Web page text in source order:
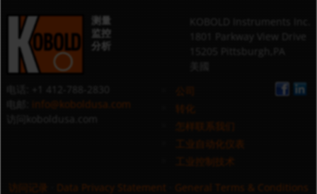
测量
监控
分析
info@koboldusa.com
转化
怎样联系我们
工业自动化仪表
工业控制技术
访问记录
Data Privacy Statement General Terms & Conditions